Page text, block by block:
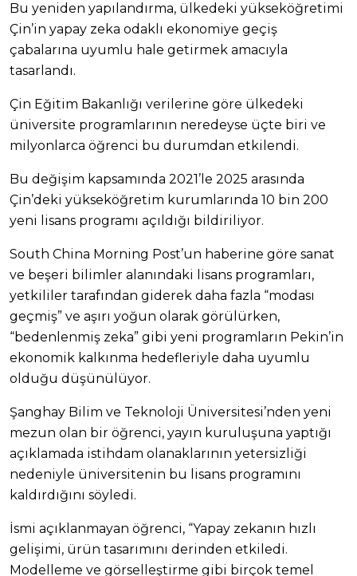
Bu yeniden yapılandırma, ülkedeki yükseköğretimi
Çin’in yapay zeka odaklı ekonomiye geçiş
çabalarına uyumlu hale getirmek amacıyla
tasarlandı.
Çin Eğitim Bakanlığı verilerine göre ülkedeki
üniversite programlarının neredeyse üçte biri ve
milyonlarca öğrenci bu durumdan etkilendi.
Bu değişim kapsamında 2021’le 2025 arasında
Çin’deki yükseköğretim kurumlarında 10 bin 200
yeni lisans programı açıldığı bildiriliyor.
South China Morning Post’un haberine göre sanat
ve beşeri bilimler alanındaki lisans programları,
yetkililer tarafından giderek daha fazla “modası
geçmiş” ve aşırı yoğun olarak görülürken,
“bedenlenmiş zeka” gibi yeni programların Pekin’in
ekonomik kalkınma hedefleriyle daha uyumlu
olduğu düşünülüyor.
Şanghay Bilim ve Teknoloji Üniversitesi’nden yeni
mezun olan bir öğrenci, yayın kuruluşuna yaptığı
açıklamada istihdam olanaklarının yetersizliği
nedeniyle üniversitenin bu lisans programını
kaldırdığını söyledi.
İsmi açıklanmayan öğrenci, “Yapay zekanın hızlı
gelişimi, ürün tasarımını derinden etkiledi.
Modelleme ve görselleştirme gibi birçok temel